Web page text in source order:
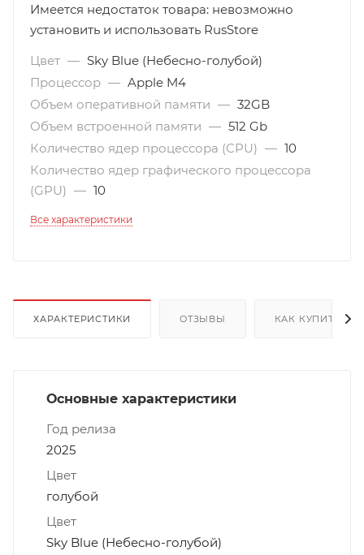
Имеется недостаток товара: невозможно
установить и использовать RusStore
Цвет — Sky Blue (Небесно-голубой)
Процессор — Apple M4
Объем оперативной памяти — 32GB
Объем встроенной памяти — 512 Gb
Количество ядер процессора (CPU) — 10
Количество ядер графического процессора
(GPU) — 10
Все характеристики
ХАРАКТЕРИСТИКИ ОТЗЫВЫ КАК КУПИТЬ
Основные характеристики
Год релиза
2025
Цвет
голубой
Цвет
Sky Blue (Небесно-голубой)